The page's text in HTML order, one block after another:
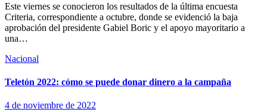
Este viernes se conocieron los resultados de la última encuesta
Criteria, correspondiente a octubre, donde se evidenció la baja
aprobación del presidente Gabiel Boric y el apoyo mayoritario a
una…
Nacional
Teletón 2022: cómo se puede donar dinero a la campaña
4 de noviembre de 2022